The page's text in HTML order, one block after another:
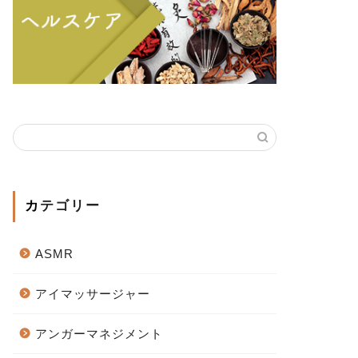
カテゴリー
ASMR
アイマッサージャー
アンガーマネジメント